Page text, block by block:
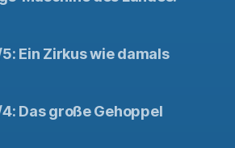
Ein Zirkus wie damals
Das große Gehoppel